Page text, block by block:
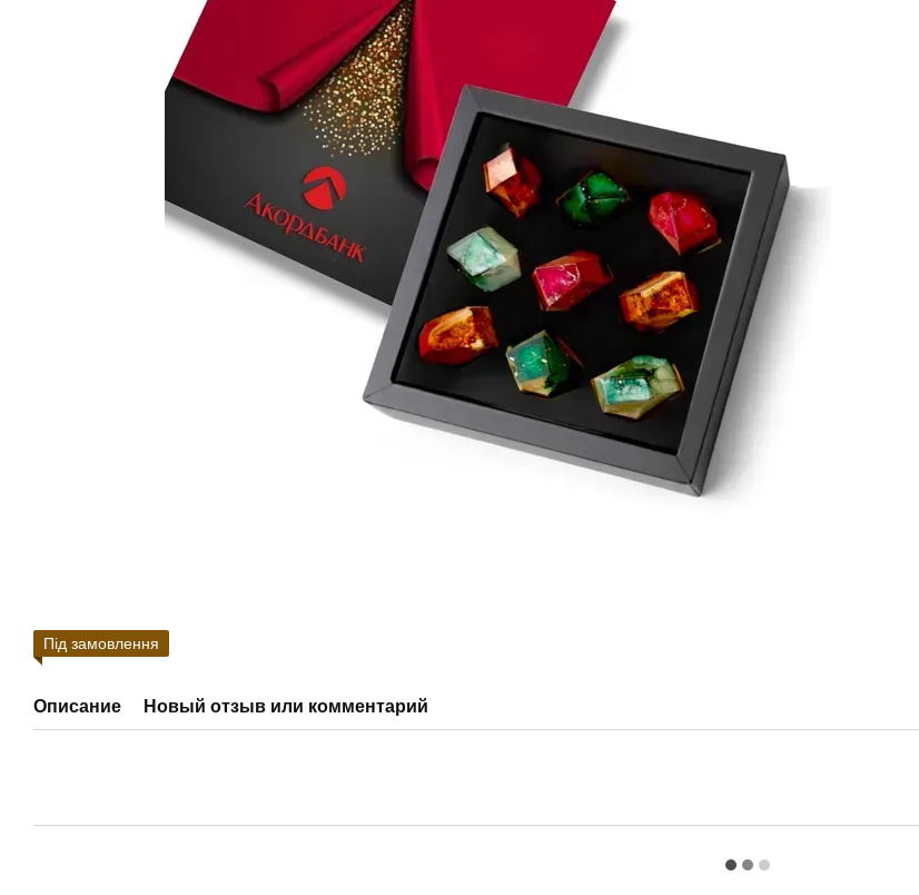
Під замовлення
Описание Новый отзыв или комментарий